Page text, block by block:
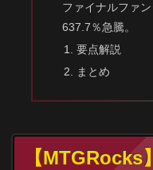
ファイナルファ
637.7％急騰。
要点解説
まとめ
【MTGRocks